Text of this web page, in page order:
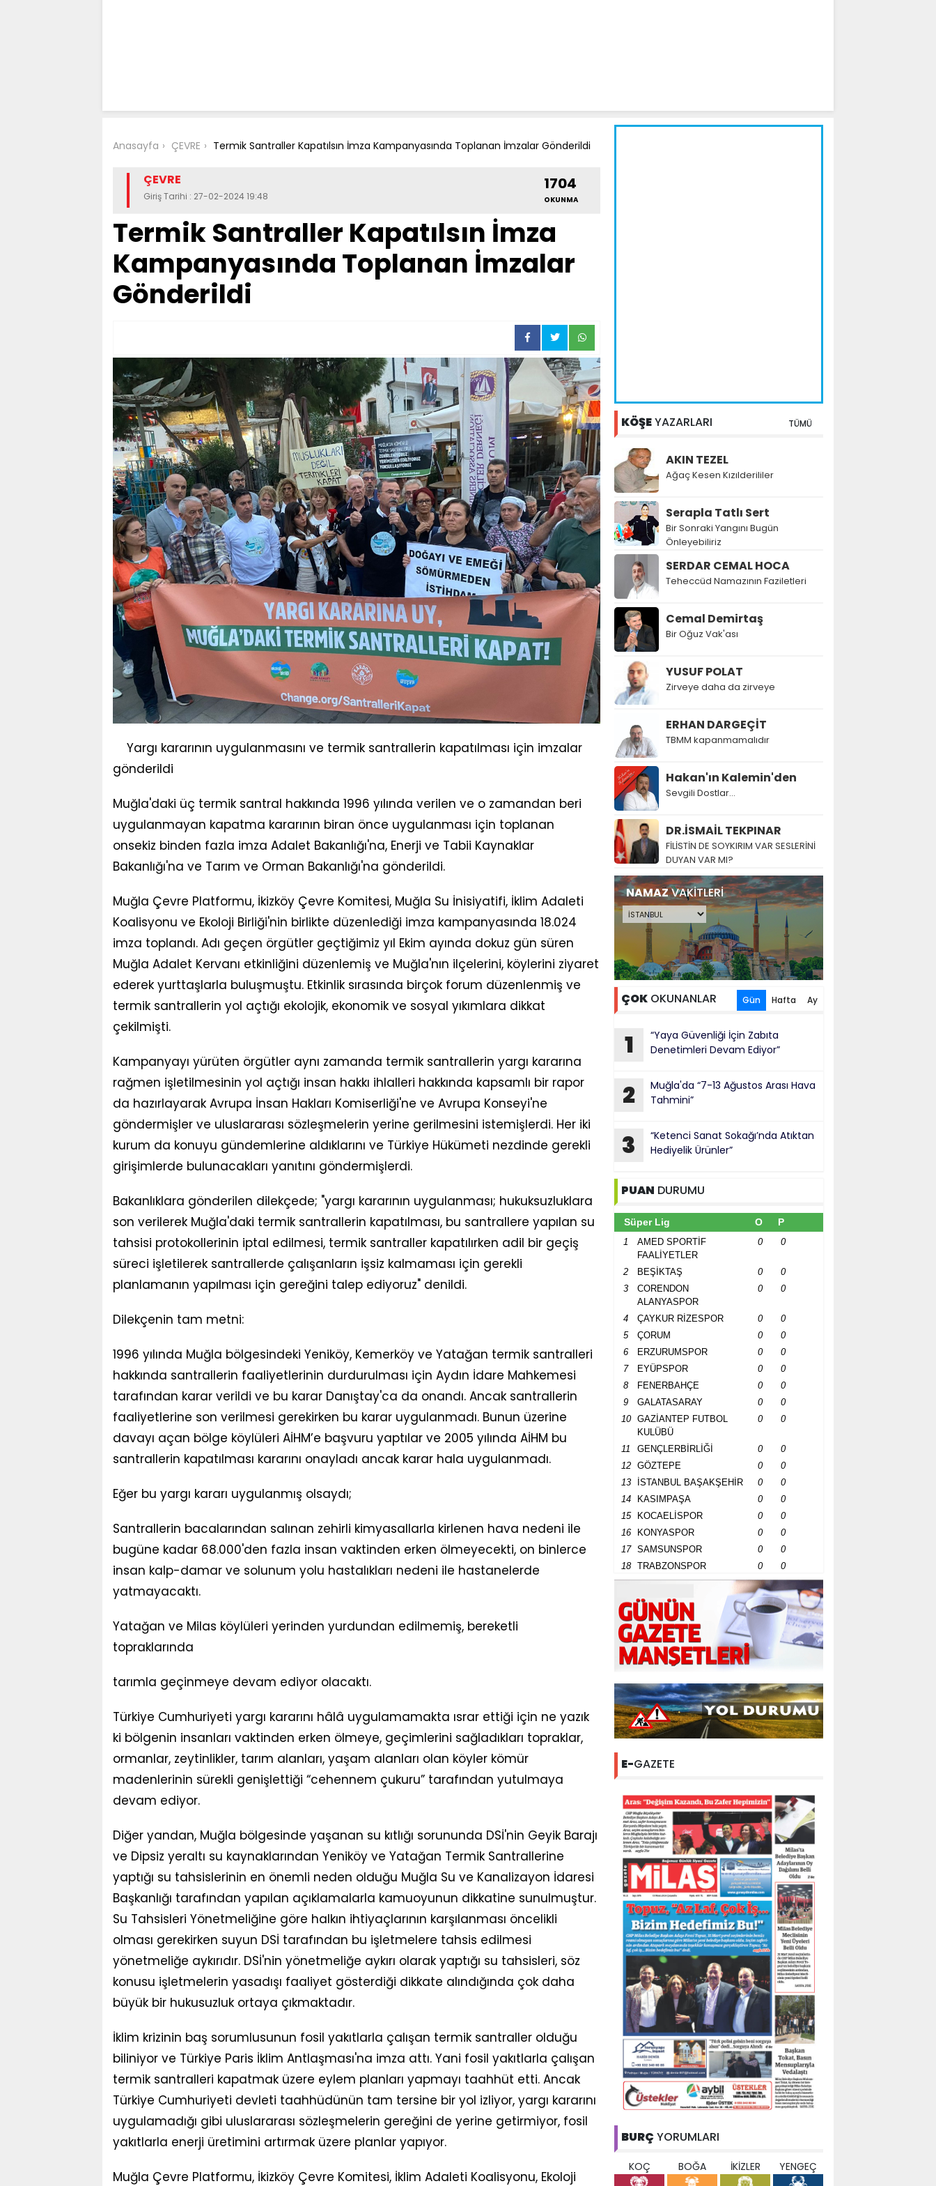
Anasayfa ÇEVRE Termik Santraller Kapatılsın İmza Kampanyasında Toplanan İmzalar Gönderildi
ÇEVRE
Giriş Tarihi : 27-02-2024 19:48
1704
OKUNMA
Termik Santraller Kapatılsın İmza
Kampanyasında Toplanan İmzalar
Gönderildi
Yargı kararının uygulanmasını ve termik santrallerin kapatılması için imzalar
gönderildi
Muğla'daki üç termik santral hakkında 1996 yılında verilen ve o zamandan beri
uygulanmayan kapatma kararının biran önce uygulanması için toplanan
onsekiz binden fazla imza Adalet Bakanlığı'na, Enerji ve Tabii Kaynaklar
Bakanlığı'na ve Tarım ve Orman Bakanlığı'na gönderildi.
Muğla Çevre Platformu, İkizköy Çevre Komitesi, Muğla Su İnisiyatifi, İklim Adaleti
Koalisyonu ve Ekoloji Birliği'nin birlikte düzenlediği imza kampanyasında 18.024
imza toplandı. Adı geçen örgütler geçtiğimiz yıl Ekim ayında dokuz gün süren
Muğla Adalet Kervanı etkinliğini düzenlemiş ve Muğla'nın ilçelerini, köylerini ziyaret
ederek yurttaşlarla buluşmuştu. Etkinlik sırasında birçok forum düzenlenmiş ve
termik santrallerin yol açtığı ekolojik, ekonomik ve sosyal yıkımlara dikkat
çekilmişti.
Kampanyayı yürüten örgütler aynı zamanda termik santrallerin yargı kararına
rağmen işletilmesinin yol açtığı insan hakkı ihlalleri hakkında kapsamlı bir rapor
da hazırlayarak Avrupa İnsan Hakları Komiserliği'ne ve Avrupa Konseyi'ne
göndermişler ve uluslararası sözleşmelerin yerine gerilmesini istemişlerdi. Her iki
kurum da konuyu gündemlerine aldıklarını ve Türkiye Hükümeti nezdinde gerekli
girişimlerde bulunacakları yanıtını göndermişlerdi.
Bakanlıklara gönderilen dilekçede; "yargı kararının uygulanması; hukuksuzluklara
son verilerek Muğla'daki termik santrallerin kapatılması, bu santrallere yapılan su
tahsisi protokollerinin iptal edilmesi, termik santraller kapatılırken adil bir geçiş
süreci işletilerek santrallerde çalışanların işsiz kalmaması için gerekli
planlamanın yapılması için gereğini talep ediyoruz" denildi.
Dilekçenin tam metni:
1996 yılında Muğla bölgesindeki Yeniköy, Kemerköy ve Yatağan termik santralleri
hakkında santrallerin faaliyetlerinin durdurulması için Aydın İdare Mahkemesi
tarafından karar verildi ve bu karar Danıştay'ca da onandı. Ancak santrallerin
faaliyetlerine son verilmesi gerekirken bu karar uygulanmadı. Bunun üzerine
davayı açan bölge köylüleri AİHM’e başvuru yaptılar ve 2005 yılında AİHM bu
santrallerin kapatılması kararını onayladı ancak karar hala uygulanmadı.
Eğer bu yargı kararı uygulanmış olsaydı;
Santrallerin bacalarından salınan zehirli kimyasallarla kirlenen hava nedeni ile
bugüne kadar 68.000'den fazla insan vaktinden erken ölmeyecekti, on binlerce
insan kalp-damar ve solunum yolu hastalıkları nedeni ile hastanelerde
yatmayacaktı.
Yatağan ve Milas köylüleri yerinden yurdundan edilmemiş, bereketli
topraklarında
tarımla geçinmeye devam ediyor olacaktı.
Türkiye Cumhuriyeti yargı kararını hâlâ uygulamamakta ısrar ettiği için ne yazık
ki bölgenin insanları vaktinden erken ölmeye, geçimlerini sağladıkları topraklar,
ormanlar, zeytinlikler, tarım alanları, yaşam alanları olan köyler kömür
madenlerinin sürekli genişlettiği “cehennem çukuru” tarafından yutulmaya
devam ediyor.
Diğer yandan, Muğla bölgesinde yaşanan su kıtlığı sorununda DSİ'nin Geyik Barajı
ve Dipsiz yeraltı su kaynaklarından Yeniköy ve Yatağan Termik Santrallerine
yaptığı su tahsislerinin en önemli neden olduğu Muğla Su ve Kanalizayon İdaresi
Başkanlığı tarafından yapılan açıklamalarla kamuoyunun dikkatine sunulmuştur.
Su Tahsisleri Yönetmeliğine göre halkın ihtiyaçlarının karşılanması öncelikli
olması gerekirken suyun DSİ tarafından bu işletmelere tahsis edilmesi
yönetmeliğe aykırıdır. DSİ'nin yönetmeliğe aykırı olarak yaptığı su tahsisleri, söz
konusu işletmelerin yasadışı faaliyet gösterdiği dikkate alındığında çok daha
büyük bir hukusuzluk ortaya çıkmaktadır.
İklim krizinin baş sorumlusunun fosil yakıtlarla çalışan termik santraller olduğu
biliniyor ve Türkiye Paris İklim Antlaşması'na imza attı. Yani fosil yakıtlarla çalışan
termik santralleri kapatmak üzere eylem planları yapmayı taahhüt etti. Ancak
Türkiye Cumhuriyeti devleti taahhüdünün tam tersine bir yol izliyor, yargı kararını
uygulamadığı gibi uluslararası sözleşmelerin gereğini de yerine getirmiyor, fosil
yakıtlarla enerji üretimini artırmak üzere planlar yapıyor.
Muğla Çevre Platformu, İkizköy Çevre Komitesi, İklim Adaleti Koalisyonu, Ekoloji
KÖŞEYAZARLARI TÜMÜ
AKIN TEZEL
Ağaç Kesen Kızılderililer
Serapla Tatlı Sert
Bir Sonraki Yangını Bugün
Önleyebiliriz
SERDAR CEMAL HOCA
Teheccüd Namazının Faziletleri
Cemal Demirtaş
Bir Oğuz Vak'ası
YUSUF POLAT
Zirveye daha da zirveye
ERHAN DARGEÇİT
TBMM kapanmamalıdır
Hakan'ın Kalemin'den
Sevgili Dostlar...
DR.İSMAİL TEKPINAR
FİLİSTİN DE SOYKIRIM VAR SESLERİNİ
DUYAN VAR MI?
NAMAZVAKİTLERİ
ÇOK OKUNANLAR Gün Hafta Ay
1
“Yaya Güvenliği İçin Zabıta
Denetimleri Devam Ediyor”
2
Muğla'da “7-13 Ağustos Arası Hava
Tahmini”
3
“Ketenci Sanat Sokağı’nda Atıktan
Hediyelik Ürünler”
PUAN DURUMU
Süper Lig O P
1
AMED SPORTİF
FAALİYETLER
0 0
2 BEŞİKTAŞ 0
0
3
CORENDON
ALANYASPOR
0 0
4 ÇAYKUR RİZESPOR 0
0
5
ÇORUM 0
0
6
ERZURUMSPOR 0
0
7
EYÜPSPOR 0
0
8
FENERBAHÇE 0
0
9
GALATASARAY 0
0
10
GAZİANTEP FUTBOL
KULÜBÜ
0 0
11 GENÇLERBİRLİĞİ 0
0
12
GÖZTEPE 0
0
13
İSTANBUL BAŞAKŞEHİR 0
0
14
KASIMPAŞA 0
0
15
KOCAELİSPOR 0
0
16
KONYASPOR 0
0
17
SAMSUNSPOR 0
0
18
TRABZONSPOR 0 0
E-GAZETE
BURÇ YORUMLARI
KOÇ BOĞA İKİZLER YENGEÇ